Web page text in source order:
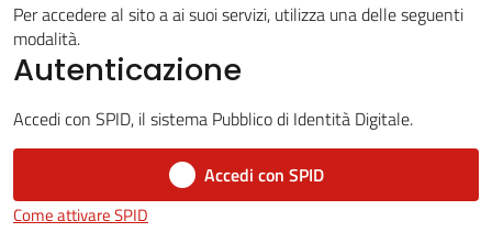
Casalfiumanese
Per accedere al sito a ai suoi servizi, utilizza una delle seguenti
modalità.
Autenticazione
Accedi con SPID, il sistema Pubblico di Identità Digitale.
Accedi con SPID
Come attivare SPID